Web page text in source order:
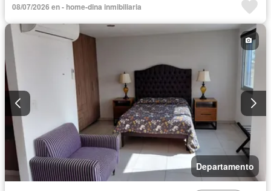
08/07/2026 en - home-dina inmibiliaria
Departamento